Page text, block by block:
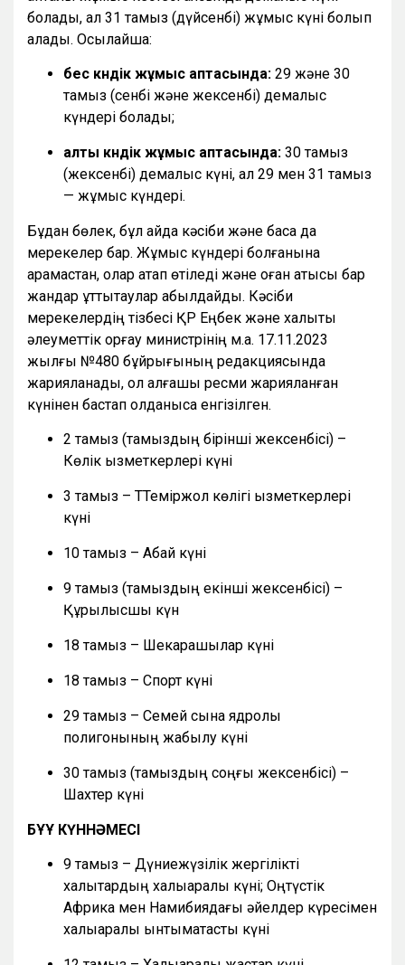
болады, ал 31 тамыз (дүйсенбі) жұмыс күні болып
қалады. Осылайша:
бес күндік жұмыс аптасында: 29 және 30
тамыз (сенбі және жексенбі) демалыс
күндері болады;
алты күндік жұмыс аптасында: 30 тамыз
(жексенбі) демалыс күні, ал 29 мен 31 тамыз
— жұмыс күндері.
Бұдан бөлек, бұл айда кәсіби және басқа да
мерекелер бар. Жұмыс күндері болғанына
қарамастан, олар атап өтіледі және оған қатысы бар
жандар құттықтаулар қабылдайды. Кәсіби
мерекелердің тізбесі ҚР Еңбек және халықты
әлеуметтік қорғау министрінің м.а. 17.11.2023
жылғы №480 бұйрығының редакциясында
жарияланады, ол алғашқы ресми жарияланған
күнінен бастап қолданысқа енгізілген.
2 тамыз (тамыздың бірінші жексенбісі) –
Көлік қызметкерлері күні
3 тамыз – ТТеміржол көлігі қызметкерлері
күні
10 тамыз – Абай күні
9 тамыз (тамыздың екінші жексенбісі) –
Құрылысшы күн
18 тамыз – Шекарашылар күні
18 тамыз – Спорт күні
29 тамыз – Семей сынақ ядролық
полигонының жабылу күні
30 тамыз (тамыздың соңғы жексенбісі) –
Шахтер күні
БҰҰ КҮННӘМЕСІ
9 тамыз – Дүниежүзілік жергілікті
халықтардың халықаралық күні; Оңтүстік
Африка мен Намибиядағы әйелдер күресімен
халықаралық ынтымақтастық күні